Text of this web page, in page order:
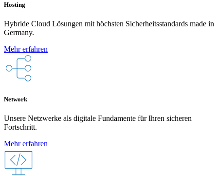
Hosting
Hybride Cloud Lösungen mit höchsten Sicherheitsstandards made in
Germany.
Mehr erfahren
Network
Unsere Netzwerke als digitale Fundamente für Ihren sicheren
Fortschritt.
Mehr erfahren